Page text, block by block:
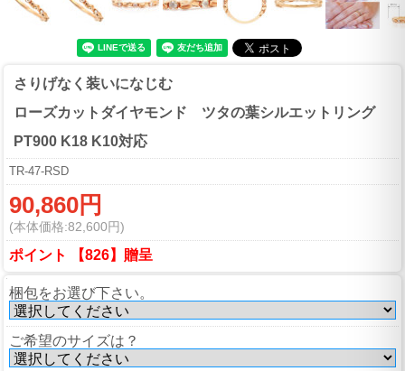
さりげなく装いになじむ
ローズカットダイヤモンド ツタの葉シルエットリング
PT900 K18 K10対応
TR-47-RSD
90,860円
(本体価格:82,600円)
ポイント 【826】贈呈
梱包をお選び下さい。
ご希望のサイズは？